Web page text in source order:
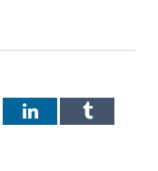
LinkedInTumblr